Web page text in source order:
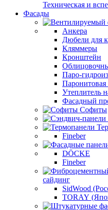
Техническая и
Фасады
Анкера
Дюбели для
Кляммеры
Кронштейн
Паро-
Паронитовая
Утеплитель
Фасадный
Софиты
Fineber
DÖCKE
Fineber
сайдинг
SidWood
TORAY